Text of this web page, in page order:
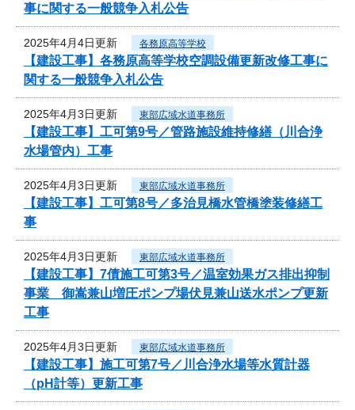
事に関する一般競争入札公告
2025年4月4日更新 各務原高等学校
【建設工事】各務原高等学校空調設備更新改修工事に
関する一般競争入札公告
2025年4月3日更新 東部広域水道事務所
【建設工事】工可第9号／管路施設維持修繕（川合浄
水場管内）工事
2025年4月3日更新 東部広域水道事務所
【建設工事】工可第8号／多治見橋水管橋塗装修繕工
事
2025年4月3日更新 東部広域水道事務所
【建設工事】7債施工可第3号／温室効果ガス排出抑制
事業 御嵩兼山増圧ポンプ場伏見兼山送水ポンプ更新
工事
2025年4月3日更新 東部広域水道事務所
【建設工事】施工可第7号／川合浄水場等水質計器
（pH計等）更新工事